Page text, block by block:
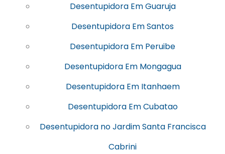
Desentupidora Em Guaruja
Desentupidora Em Santos
Desentupidora Em Peruibe
Desentupidora Em Mongagua
Desentupidora Em Itanhaem
Desentupidora Em Cubatao
Desentupidora no Jardim Santa Francisca
Cabrini